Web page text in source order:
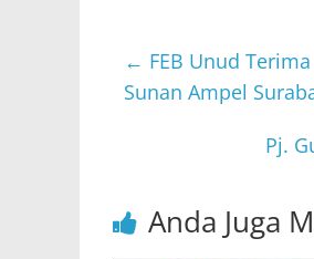
← FEB Unud
Sunan Ampel
Pj.
Anda Juga